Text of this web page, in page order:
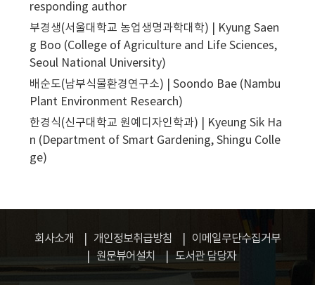
responding author
부경생(서울대학교 농업생명과학대학) | Kyung Saen
g Boo (College of Agriculture and Life Sciences,
Seoul National University)
배순도(남부식물환경연구소) | Soondo Bae (Nambu
Plant Environment Research)
한경식(신구대학교 원예디자인학과) | Kyeung Sik Ha
n (Department of Smart Gardening, Shingu Colle
ge)
회사소개 개인정보취급방침
이메일무단수집거부
원문뷰어설치
도서관 담당자